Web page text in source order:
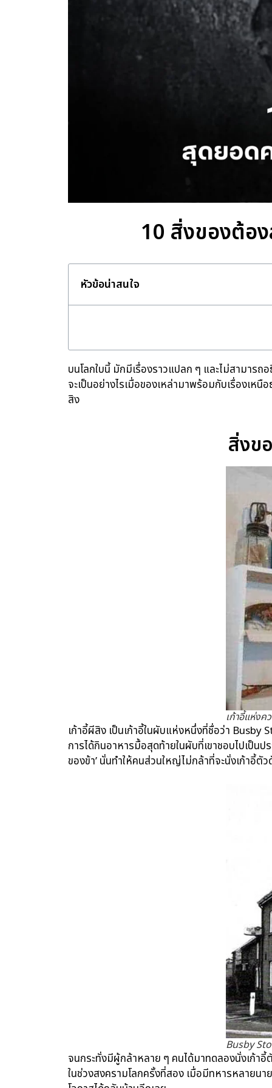
10 สิ่งของต้อ
หัวข้อน่าสนใจ
บนโลกใบนี้ มักมีเรื่องราวแปลก ๆ และไม่สามารถ
จะเป็นอย่างไรเมื่อของเหล่ามาพร้อมกับเรื่องเห
สิง
สิ่งข
เก้าอี้แห่งค
เก้าอี้ผีสิง เป็นเก้าอี้ในผับแห่งหนึ่งที่ชื่อว่า Busby
การได้กินอาหารมื้อสุดท้ายในผับที่เขาชอบไปเป็น
ของข้า’ นั่นทำให้คนส่วนใหญ่ไม่กล้าที่จะนั่งเก้าอี้ตัว
Busby
จนกระทั่งมีผู้กล้าหลาย ๆ คนได้มาทดลองนั่งเก้าอี้
ในช่วงสงครามโลกครั้งที่สอง เมื่อมีทหารหลายน